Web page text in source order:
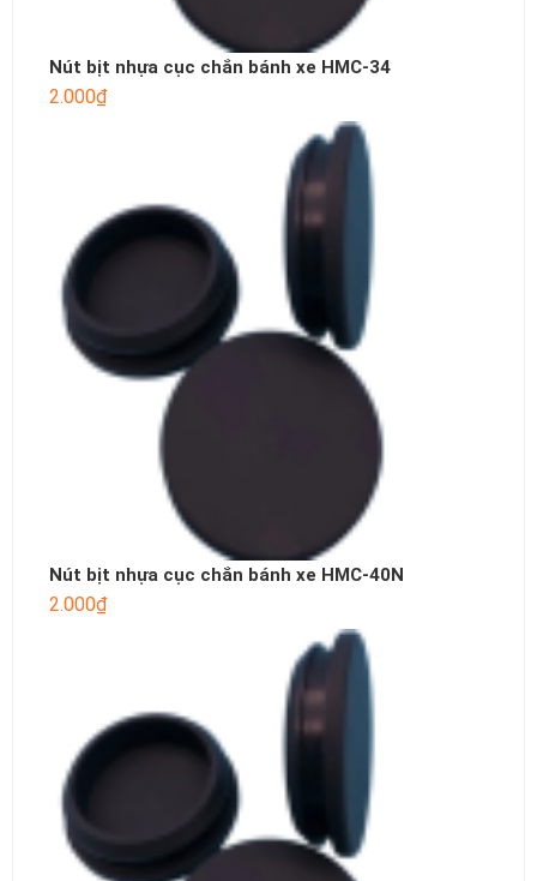
Nút bịt nhựa cục chắn bánh xe HMC-34
2.000₫
Nút bịt nhựa cục chắn bánh xe HMC-40N
2.000₫